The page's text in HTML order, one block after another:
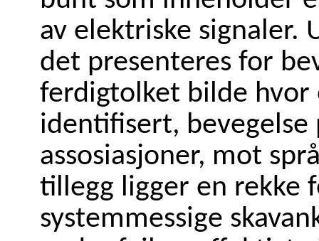
av elektriske signaler.
det presenteres for
ferdigtolket bilde hvor
identifisert, bevegelse
assosiasjoner, mot
tillegg ligger en rekke
systemmessige